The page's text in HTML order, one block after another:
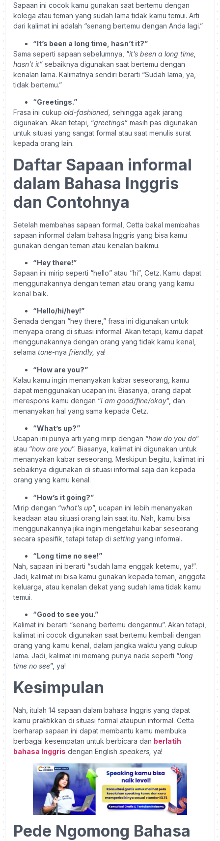
Sapaan ini cocok kamu gunakan saat bertemu dengan
kolega atau teman yang sudah lama tidak kamu temui. Arti
dari kalimat ini adalah “senang bertemu dengan Anda lagi.”
“It’s been a long time, hasn’t it?”
Sama seperti sapaan sebelumnya, “it’s been a long time,
hasn’t it” sebaiknya digunakan saat bertemu dengan
kenalan lama. Kalimatnya sendiri berarti “Sudah lama, ya,
tidak bertemu.”
“Greetings.”
Frasa ini cukup old-fashioned, sehingga agak jarang
digunakan. Akan tetapi, “greetings” masih pas digunakan
untuk situasi yang sangat formal atau saat menulis surat
kepada orang lain.
Daftar Sapaan informal
dalam Bahasa Inggris
dan Contohnya
Setelah membahas sapaan formal, Cetta bakal membahas
sapaan informal dalam bahasa Inggris yang bisa kamu
gunakan dengan teman atau kenalan baikmu.
“Hey there!”
Sapaan ini mirip seperti “hello” atau “hi”, Cetz. Kamu dapat
menggunakannya dengan teman atau orang yang kamu
kenal baik.
“Hello/hi/hey!”
Senada dengan “hey there,” frasa ini digunakan untuk
menyapa orang di situasi informal. Akan tetapi, kamu dapat
menggunakannya dengan orang yang tidak kamu kenal,
selama tone-nya friendly, ya!
“How are you?”
Kalau kamu ingin menanyakan kabar seseorang, kamu
dapat menggunakan ucapan ini. Biasanya, orang dapat
merespons kamu dengan “I am good/fine/okay”, dan
menanyakan hal yang sama kepada Cetz.
“What’s up?”
Ucapan ini punya arti yang mirip dengan “how do you do”
atau “how are you”. Biasanya, kalimat ini digunakan untuk
menanyakan kabar seseorang. Meskipun begitu, kalimat ini
sebaiknya digunakan di situasi informal saja dan kepada
orang yang kamu kenal.
“How’s it going?”
Mirip dengan “what’s up”, ucapan ini lebih menanyakan
keadaan atau situasi orang lain saat itu. Nah, kamu bisa
menggunakannya jika ingin mengetahui kabar seseorang
secara spesifik, tetapi tetap di setting yang informal.
“Long time no see!”
Nah, sapaan ini berarti “sudah lama enggak ketemu, ya!”.
Jadi, kalimat ini bisa kamu gunakan kepada teman, anggota
keluarga, atau kenalan dekat yang sudah lama tidak kamu
temui.
“Good to see you.”
Kalimat ini berarti “senang bertemu denganmu”. Akan tetapi,
kalimat ini cocok digunakan saat bertemu kembali dengan
orang yang kamu kenal, dalam jangka waktu yang cukup
lama. Jadi, kalimat ini memang punya nada seperti “long
time no see”, ya!
Kesimpulan
Nah, itulah 14 sapaan dalam bahasa Inggris yang dapat
kamu praktikkan di situasi formal ataupun informal. Cetta
berharap sapaan ini dapat membantu kamu membuka
berbagai kesempatan untuk berbicara dan berlatih
bahasa Inggris dengan English speakers, ya!
Pede Ngomong Bahasa